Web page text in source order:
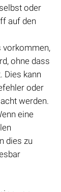
oder
auf den
vorkommen,
ohne dass
Dies kann
oder
werden.
eine
dies zu